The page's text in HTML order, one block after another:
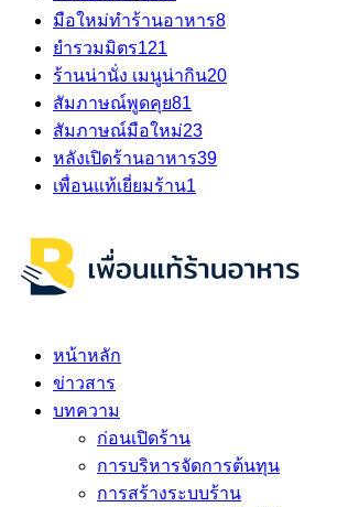
มือใหม่ทำร้านอาหาร8
ยำรวมมิตร121
ร้านน่านั่ง เมนูน่ากิน20
สัมภาษณ์พูดคุย81
สัมภาษณ์มือใหม่23
หลังเปิดร้านอาหาร39
เพื่อนแท้เยี่ยมร้าน1
หน้าหลัก
ข่าวสาร
บทความ
ก่อนเปิดร้าน
การบริหารจัดการต้นทุน
การสร้างระบบร้าน